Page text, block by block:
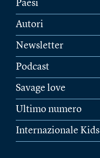
Paesi
Autori
Newsletter
Podcast
Savage love
Ultimo numero
Internazionale Kids